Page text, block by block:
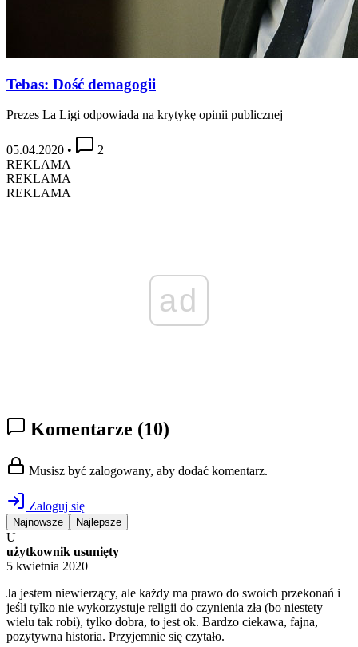
Tebas: Dość demagogii
Prezes La Ligi odpowiada na krytykę opinii publicznej
05.04.2020 •
2
REKLAMA
REKLAMA
REKLAMA
ad
Komentarze (10)
Musisz być zalogowany, aby dodać komentarz.
Zaloguj się
Najnowsze Najlepsze
U
użytkownik usunięty
5 kwietnia 2020
Ja jestem niewierzący, ale każdy ma prawo do swoich przekonań i
jeśli tylko nie wykorzystuje religii do czynienia zła (bo niestety
wielu tak robi), tylko dobra, to jest ok. Bardzo ciekawa, fajna,
pozytywna historia. Przyjemnie się czytało.